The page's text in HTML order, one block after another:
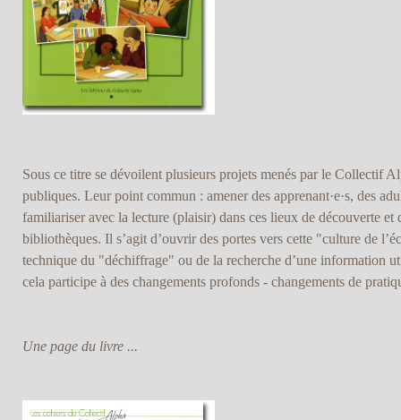
Sous ce titre se dévoilent plusieurs projets menés par le Collectif
publiques. Leur point commun : amener des apprenant·e·s, des
familiariser avec la lecture (plaisir) dans ces lieux de découverte et
bibliothèques. Il s’agit d’ouvrir des portes vers cette "culture de
technique du "déchiffrage" ou de la recherche d’une information
cela participe à des changements profonds - changements de
Une page du livre ...